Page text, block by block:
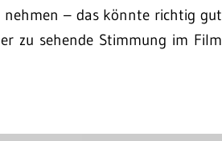
nehmen – das könnte richtig gut
zu sehende Stimmung im Film